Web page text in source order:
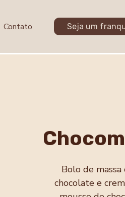
Contato Seja um
Bolo de
chocolate e